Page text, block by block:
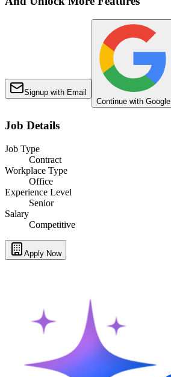
Signup with Email
Continue with Google
Job Details
Job Type
Contract
Workplace Type
Office
Experience Level
Senior
Salary
Competitive
Apply Now